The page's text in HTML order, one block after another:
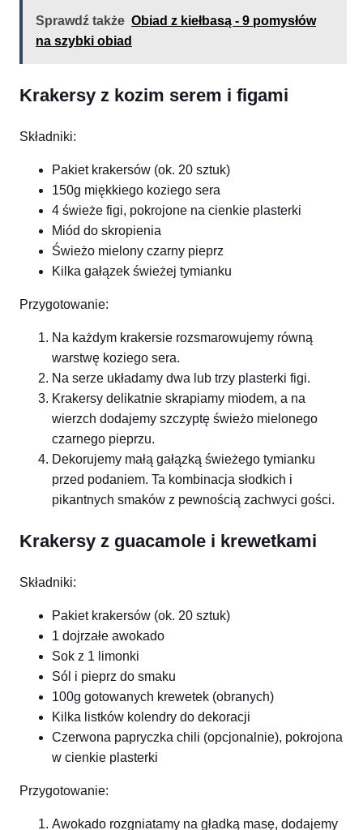
Sprawdź także Obiad z kiełbasą - 9 pomysłów
na szybki obiad
Krakersy z kozim serem i figami
Składniki:
Pakiet krakersów (ok. 20 sztuk)
150g miękkiego koziego sera
4 świeże figi, pokrojone na cienkie plasterki
Miód do skropienia
Świeżo mielony czarny pieprz
Kilka gałązek świeżej tymianku
Przygotowanie:
Na każdym krakersie rozsmarowujemy równą
warstwę koziego sera.
Na serze układamy dwa lub trzy plasterki figi.
Krakersy delikatnie skrapiamy miodem, a na
wierzch dodajemy szczyptę świeżo mielonego
czarnego pieprzu.
Dekorujemy małą gałązką świeżego tymianku
przed podaniem. Ta kombinacja słodkich i
pikantnych smaków z pewnością zachwyci gości.
Krakersy z guacamole i krewetkami
Składniki:
Pakiet krakersów (ok. 20 sztuk)
1 dojrzałe awokado
Sok z 1 limonki
Sól i pieprz do smaku
100g gotowanych krewetek (obranych)
Kilka listków kolendry do dekoracji
Czerwona papryczka chili (opcjonalnie), pokrojona
w cienkie plasterki
Przygotowanie:
Awokado rozgniatamy na gładką masę, dodajemy